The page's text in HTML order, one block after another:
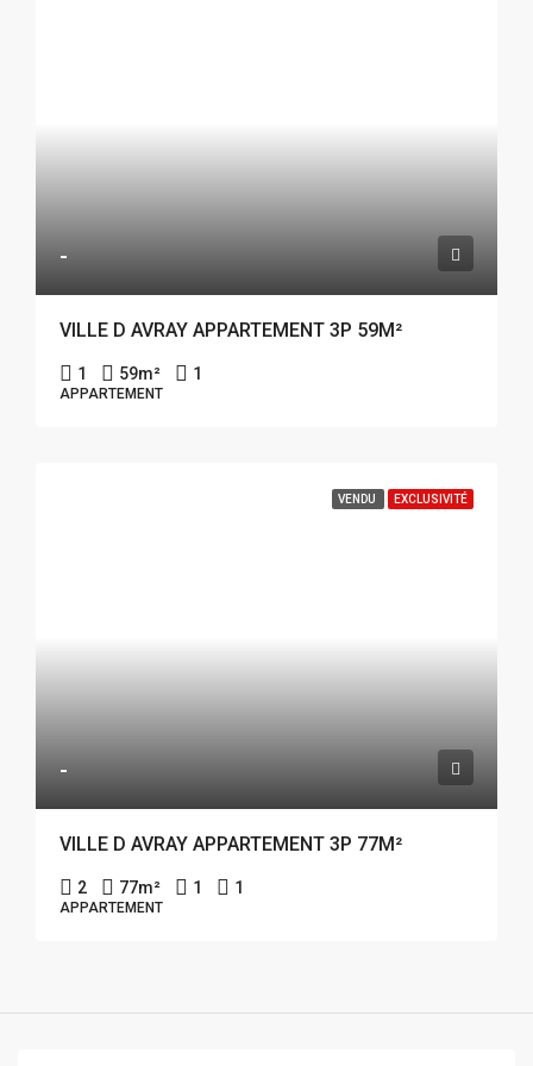
-
VILLE D AVRAY APPARTEMENT 3P 59M²
1 59m² 1
APPARTEMENT
VENDU EXCLUSIVITÉ
-
VILLE D AVRAY APPARTEMENT 3P 77M²
2 77m² 1 1
APPARTEMENT